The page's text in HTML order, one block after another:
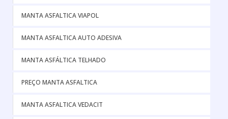
MANTA ASFALTICA VIAPOL
MANTA ASFALTICA AUTO ADESIVA
MANTA ASFÁLTICA TELHADO
PREÇO MANTA ASFALTICA
MANTA ASFALTICA VEDACIT